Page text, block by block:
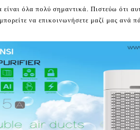
όλα πολύ σημαντικά. Πιστεύω ότι
να επικοινωνήσετε μαζί μας